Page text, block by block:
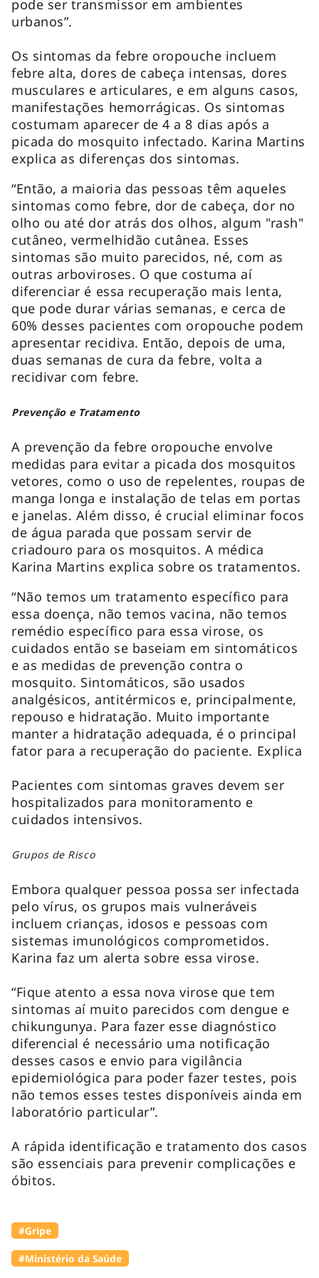
pode ser transmissor em ambientes
urbanos”.
Os sintomas da febre oropouche incluem
febre alta, dores de cabeça intensas, dores
musculares e articulares, e em alguns casos,
manifestações hemorrágicas. Os sintomas
costumam aparecer de 4 a 8 dias após a
picada do mosquito infectado. Karina Martins
explica as diferenças dos sintomas.
“Então, a maioria das pessoas têm aqueles
sintomas como febre, dor de cabeça, dor no
olho ou até dor atrás dos olhos, algum "rash"
cutâneo, vermelhidão cutânea. Esses
sintomas são muito parecidos, né, com as
outras arboviroses. O que costuma aí
diferenciar é essa recuperação mais lenta,
que pode durar várias semanas, e cerca de
60% desses pacientes com oropouche podem
apresentar recidiva. Então, depois de uma,
duas semanas de cura da febre, volta a
recidivar com febre.
Prevenção e Tratamento
A prevenção da febre oropouche envolve
medidas para evitar a picada dos mosquitos
vetores, como o uso de repelentes, roupas de
manga longa e instalação de telas em portas
e janelas. Além disso, é crucial eliminar focos
de água parada que possam servir de
criadouro para os mosquitos. A médica
Karina Martins explica sobre os tratamentos.
“Não temos um tratamento específico para
essa doença, não temos vacina, não temos
remédio específico para essa virose, os
cuidados então se baseiam em sintomáticos
e as medidas de prevenção contra o
mosquito. Sintomáticos, são usados
analgésicos, antitérmicos e, principalmente,
repouso e hidratação. Muito importante
manter a hidratação adequada, é o principal
fator para a recuperação do paciente. Explica
Pacientes com sintomas graves devem ser
hospitalizados para monitoramento e
cuidados intensivos.
Grupos de Risco
Embora qualquer pessoa possa ser infectada
pelo vírus, os grupos mais vulneráveis
incluem crianças, idosos e pessoas com
sistemas imunológicos comprometidos.
Karina faz um alerta sobre essa virose.
“Fique atento a essa nova virose que tem
sintomas aí muito parecidos com dengue e
chikungunya. Para fazer esse diagnóstico
diferencial é necessário uma notificação
desses casos e envio para vigilância
epidemiológica para poder fazer testes, pois
não temos esses testes disponíveis ainda em
laboratório particular”.
A rápida identificação e tratamento dos casos
são essenciais para prevenir complicações e
óbitos.
#Gripe
#Ministério da Saúde